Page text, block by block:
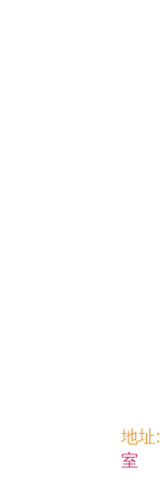
地址:
室